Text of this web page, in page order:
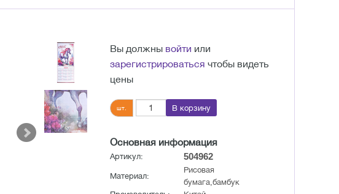
Вы должны войти или
зарегистрироваться чтобы видеть
цены
шт. В корзину
Основная информация
Артикул: 504962
Материал:
Рисовая
бумага,бамбук